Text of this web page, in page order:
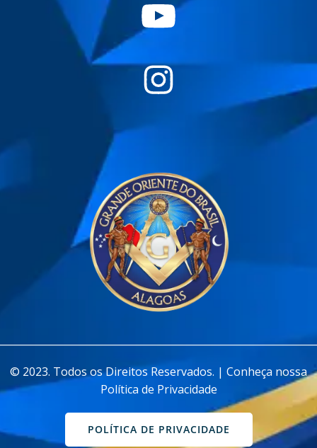
© 2023. Todos os Direitos Reservados. | Conheça nossa
Política de Privacidade
POLÍTICA DE PRIVACIDADE